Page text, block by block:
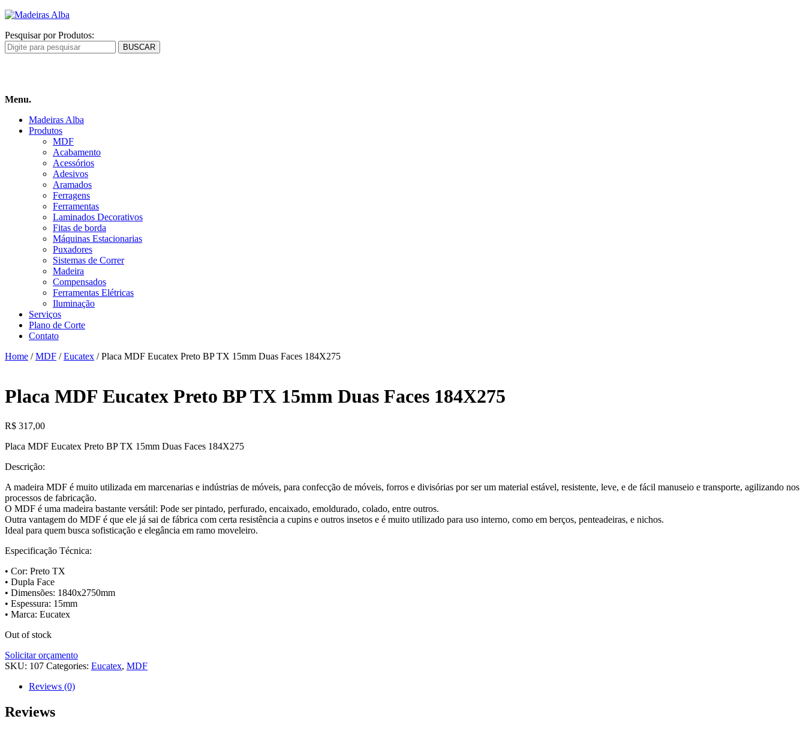
Pesquisar por Produtos:
Menu.
Madeiras Alba
Produtos
MDF
Acabamento
Acessórios
Adesivos
Aramados
Ferragens
Ferramentas
Laminados Decorativos
Fitas de borda
Máquinas Estacionarias
Puxadores
Sistemas de Correr
Madeira
Compensados
Ferramentas Elétricas
Iluminação
Serviços
Plano de Corte
Contato
Home /MDF /Eucatex / Placa MDF Eucatex Preto BP TX 15mm Duas Faces 184X275
Placa MDF Eucatex Preto BP TX 15mm Duas Faces 184X275
R$ 317,00
Placa MDF Eucatex Preto BP TX 15mm Duas Faces 184X275
Descrição:
A madeira MDF é muito utilizada em marcenarias e indústrias de móveis, para confecção de móveis, forros e divisórias por ser um material estável, resistente, leve, e de fácil manuseio e transporte, agilizando nos
processos de fabricação.
O MDF é uma madeira bastante versátil: Pode ser pintado, perfurado, encaixado, emoldurado, colado, entre outros.
Outra vantagem do MDF é que ele já sai de fábrica com certa resistência a cupins e outros insetos e é muito utilizado para uso interno, como em berços, penteadeiras, e nichos.
Ideal para quem busca sofisticação e elegância em ramo moveleiro.
Especificação Técnica:
• Cor: Preto TX
• Dupla Face
• Dimensões: 1840x2750mm
• Espessura: 15mm
• Marca: Eucatex
Out of stock
Solicitar orçamento
SKU: 107 Categories: Eucatex, MDF
Reviews (0)
Reviews